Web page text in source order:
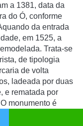
a 1381, data da
do Ó, conforme
da entrada
em 1525, a
Trata-se
de tipologia
de volta
ladeada por duas
e rematada por
monumento é